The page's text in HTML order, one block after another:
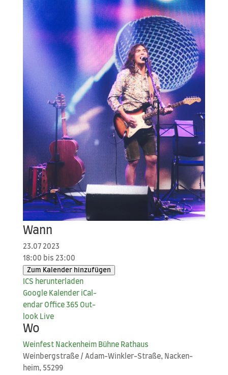
Wann
23.07 2023
18:00 bis 23:00
Zum Kalender hinzufügen
ICS her­un­ter­la­den
Goog­le Kalender iCal­
en­dar Office 365 Out­
look Live
Wo
Wein­fest Nacken­heim Büh­ne Rathaus
Wein­berg­stra­ße / Adam-Wink­ler-Stra­ße, Nacken­
heim, 55299